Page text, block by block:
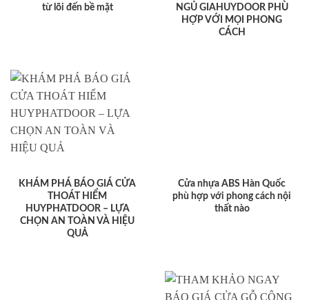
từ lõi đến bề mặt
NGỦ GIAHUYDOOR PHÙ
HỢP VỚI MỌI PHONG
CÁCH
KHÁM PHÁ BÁO GIÁ CỬA
THOÁT HIỂM
HUYPHATDOOR – LỰA
CHỌN AN TOÀN VÀ HIỆU
QUẢ
Cửa nhựa ABS Hàn Quốc
phù hợp với phong cách nội
thất nào